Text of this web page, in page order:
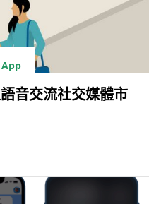
App
音交流社交媒體市